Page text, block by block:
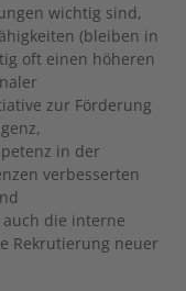
wichtig sind,
(bleiben in
oft einen höheren
zur Förderung
in der
verbesserten
die interne
Rekrutierung neuer